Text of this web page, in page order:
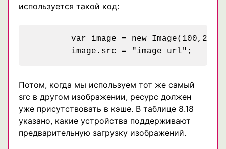
используется такой код:
Потом, когда мы используем тот же самый
src в другом изображении, ресурс должен
уже присутствовать в кэше. В таблице 8.18
указано, какие устройства поддерживают
предварительную загрузку изображений.